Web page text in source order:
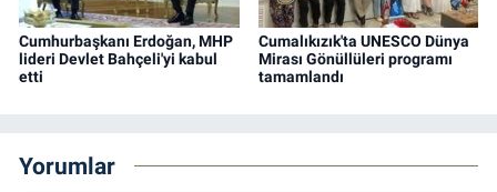
Cumhurbaşkanı Erdoğan, MHP
lideri Devlet Bahçeli'yi kabul
etti
Cumalıkızık'ta UNESCO Dünya
Mirası Gönüllüleri programı
tamamlandı
Yorumlar